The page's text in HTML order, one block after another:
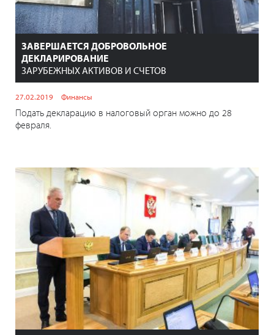
ЗАВЕРШАЕТСЯ ДОБРОВОЛЬНОЕ
ДЕКЛАРИРОВАНИЕ
ЗАРУБЕЖНЫХ АКТИВОВ И СЧЕТОВ
27.02.2019 Финансы
Подать декларацию в налоговый орган можно до 28
февраля.